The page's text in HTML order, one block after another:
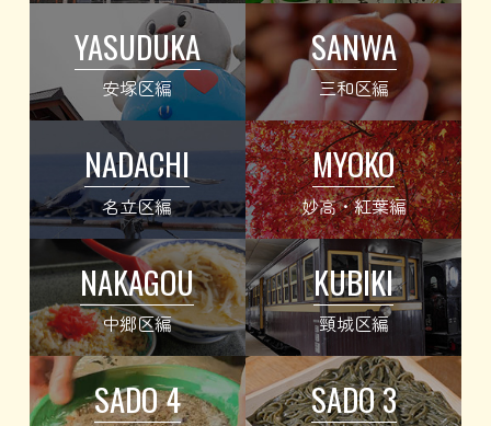
YASUDUKA
安塚区編
SANWA
三和区編
NADACHI
名立区編
MYOKO
妙高・紅葉編
NAKAGOU
中郷区編
KUBIKI
頸城区編
SADO 4 SADO 3